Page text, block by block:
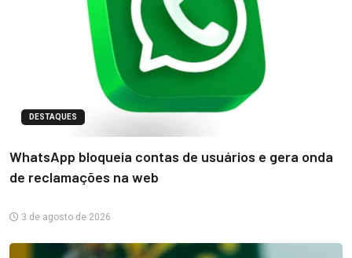
DESTAQUES
WhatsApp bloqueia contas de usuários e gera onda
de reclamações na web
3 de agosto de 2026